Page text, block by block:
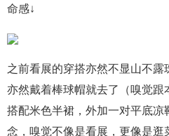
命感↓
之前看展的穿搭亦然不显山不露
亦然戴着棒球帽就去了（嗅觉跟
搭配米色半裙，外加一对平底凉
念，嗅觉不像是看展，更像是逛